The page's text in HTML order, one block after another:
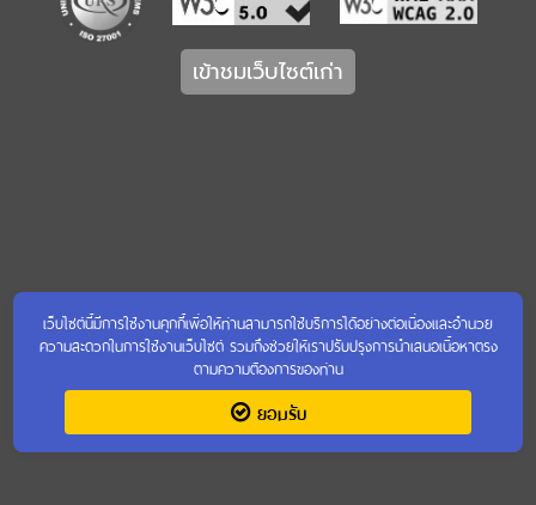
เข้าชมเว็บไซต์เก่า
เว็บไซต์นี้มีการใช้งานคุกกี้เพื่อให้ท่านสามารถใช้บริการได้อย่างต่อเนื่องและอำนวย
ความสะดวกในการใช้งานเว็บไซต์ รวมถึงช่วยให้เราปรับปรุงการนำเสนอเนื้อหาตรง
ตามความต้องการของท่าน
ยอมรับ